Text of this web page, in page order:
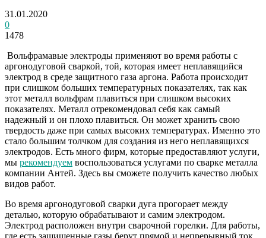
31.01.2020
0
1478
Вольфрамавые электроды применяют во время работы с
аргонодуговой сваркой, той, которая имеет неплавящийся
электрод в среде защитного газа аргона. Работа происходит
при слишком больших температурных показателях, так как
этот металл вольфрам плавиться при слишком высоких
показателях. Металл отрекомендовал себя как самый
надежный и он плохо плавиться. Он может хранить свою
твердость даже при самых высоких температурах. Именно это
стало большим толчком для создания из него неплавящихся
электродов. Есть много фирм, которые предоставляют услуги,
мы рекомендуем воспользоваться услугами по сварке металла
компании Антей. Здесь вы сможете получить качество любых
видов работ.
Во время аргонодуговой сварки дуга прогорает между
деталью, которую обрабатывают и самим электродом.
Электрод расположен внутри сварочной горелки. Для работы,
где есть защищенные газы берут прямой и непрерывный ток.